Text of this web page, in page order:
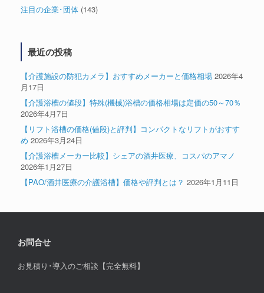
注目の企業･団体 (143)
最近の投稿
【介護施設の防犯カメラ】おすすめメーカーと価格相場 2026年4
月17日
【介護浴槽の値段】特殊(機械)浴槽の価格相場は定価の50～70％
2026年4月7日
【リフト浴槽の価格(値段)と評判】コンパクトなリフトがおすす
め 2026年3月24日
【介護浴槽メーカー比較】シェアの酒井医療、コスパのアマノ
2026年1月27日
【PAO/酒井医療の介護浴槽】価格や評判とは？ 2026年1月11日
お問合せ
お見積り･導入のご相談【完全無料】